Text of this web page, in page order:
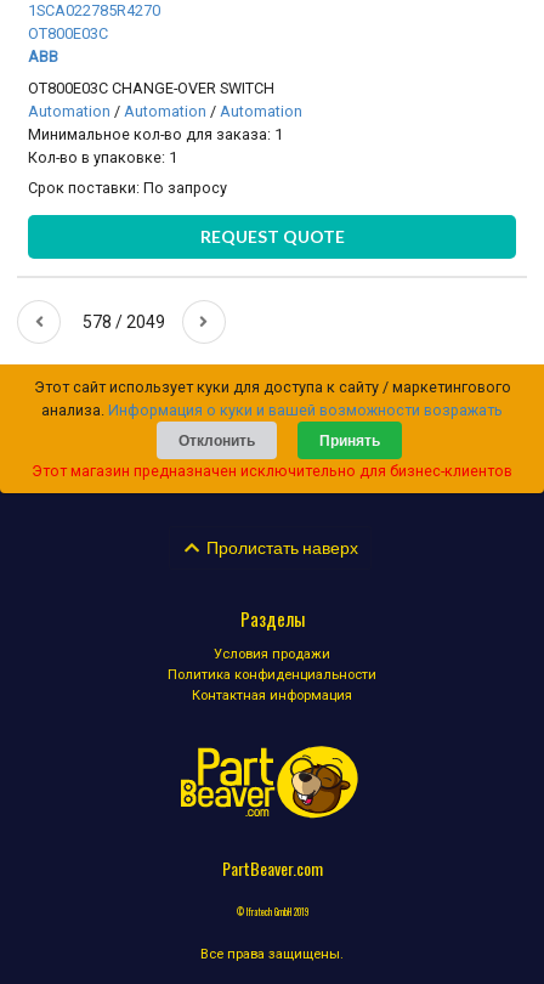
1SCA022785R4270
OT800E03C
ABB
OT800E03C CHANGE-OVER SWITCH
Automation / Automation / Automation
Минимальное кол-во для заказа: 1
Кол-во в упаковке: 1
Срок поставки:По запросу
REQUEST QUOTE
578 / 2049
Этот сайт использует куки для доступа к сайту / маркетингового
анализа. Информация о куки и вашей возможности возражать
Отклонить
Принять
Этот магазин предназначен исключительно для бизнес-клиентов
Пролистать наверх
Разделы
Условия продажи
Политика конфиденциальности
Контактная информация
PartBeaver.com
© Ifratech GmbH 2019
Все права защищены.